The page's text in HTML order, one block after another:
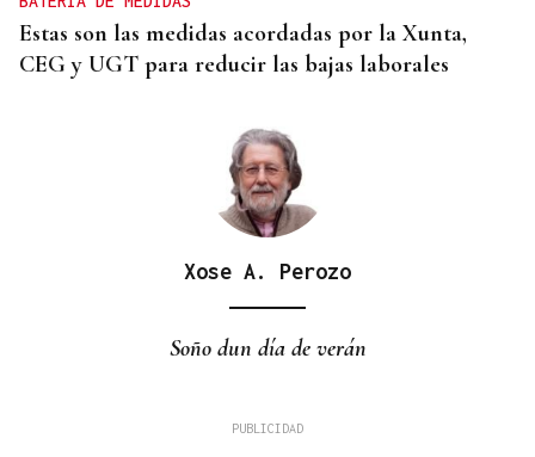
Estas son las medidas acordadas por la Xunta,
CEG y UGT para reducir las bajas laborales
Xose A. Perozo
Soño dun día de verán